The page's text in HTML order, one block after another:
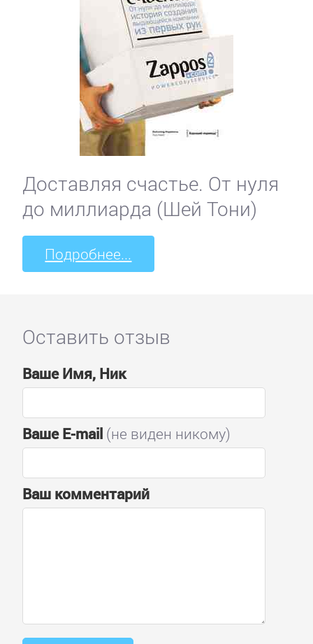
Доставляя счастье. От нуля
до миллиарда (Шей Тони)
Подробнее...
Оставить отзыв
Ваше Имя, Ник
Ваше E-mail(не виден никому)
Ваш комментарий